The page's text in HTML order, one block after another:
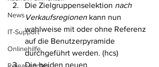
News
IT-Support
Onlinehilfe
Die Zielgruppenselektion nach
Verkaufsregionen kann nun
wahlweise mit oder ohne Referenz
auf die Benutzerpyramide
durchgeführt werden. (hcs)
Die beiden neuen